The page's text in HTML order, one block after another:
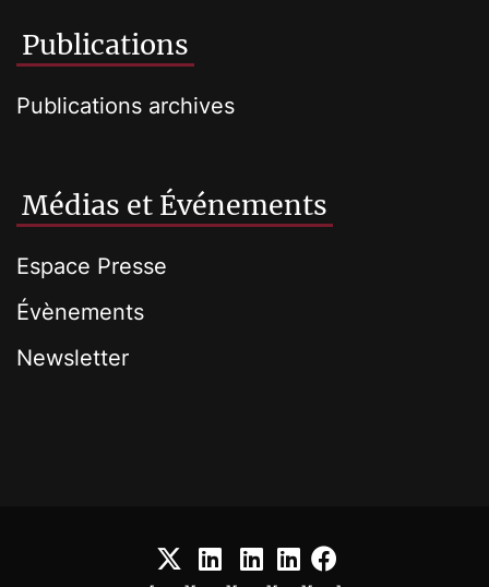
Publications
Publications archives
Médias et Événements
Espace Presse
Évènements
Newsletter